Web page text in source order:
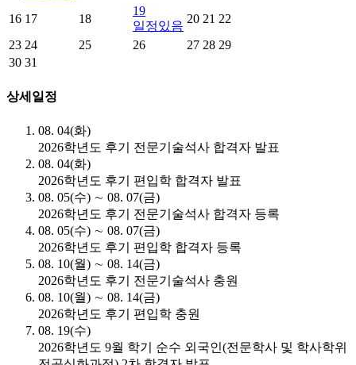
16 17 18
19
일정있음
20 21 22
23 24 25 26 27 28 29
30 31
상세일정
08. 04(화)
2026학년도 후기 전문기술석사 합격자 발표
08. 04(화)
2026학년도 후기 편입학 합격자 발표
08. 05(수) ∼ 08. 07(금)
2026학년도 후기 전문기술석사 합격자 등록
08. 05(수) ∼ 08. 07(금)
2026학년도 후기 편입학 합격자 등록
08. 10(월) ∼ 08. 14(금)
2026학년도 후기 전문기술석사 충원
08. 10(월) ∼ 08. 14(금)
2026학년도 후기 편입학 충원
08. 19(수)
2026학년도 9월 학기 순수 외국인(전문학사 및 학사학위